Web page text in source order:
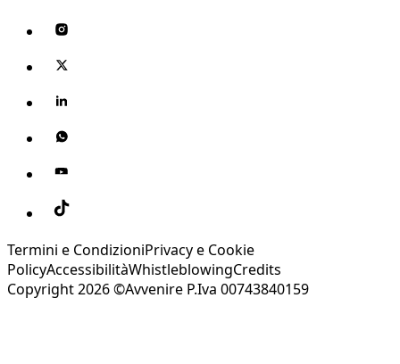
Termini e CondizioniPrivacy e Cookie
PolicyAccessibilitàWhistleblowingCredits
Copyright 2026 ©Avvenire P.Iva 00743840159